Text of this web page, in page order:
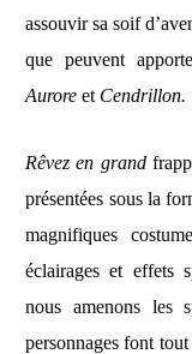
assouvir sa soif
que peuvent
Auroreet Cendrillon.
Rêvez en grand
présentées sous la
magnifiques
éclairages et effets
nous amenons les
personnages font